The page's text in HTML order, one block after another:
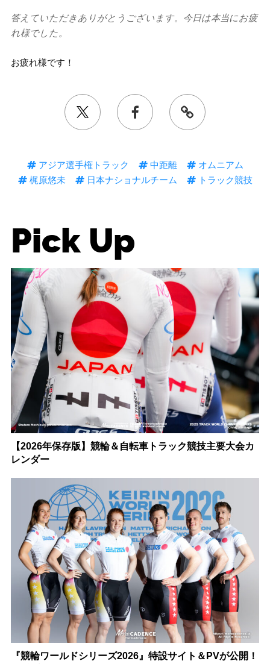
答えていただきありがとうございます。今日は本当にお疲
れ様でした。
お疲れ様です！
アジア選手権トラック 中距離
オムニアム
梶原悠未
日本ナショナルチーム トラック競技
Pick Up
【2026年保存版】競輪＆自転車トラック競技主要大会カ
レンダー
『競輪ワールドシリーズ2026』特設サイト＆PVが公開！